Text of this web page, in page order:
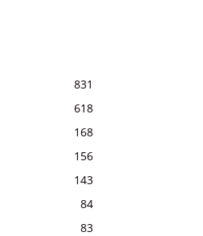
831
618
168
156
143
84
83